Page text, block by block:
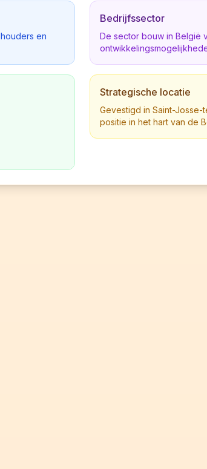
en
Bedrijfssector
De sector bouw in België
Strategische locatie
Gevestigd in Saint-
positie in het hart van de